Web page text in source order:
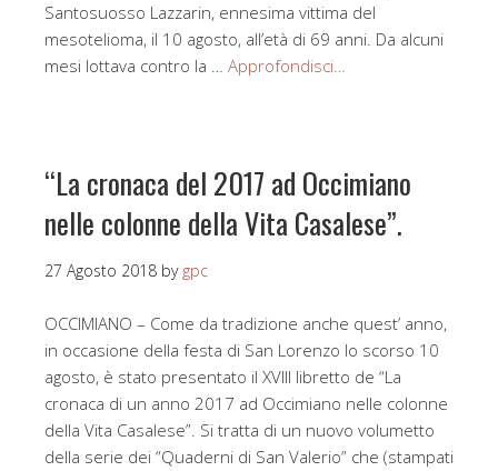
Santosuosso Lazzarin, ennesima vittima del
mesotelioma, il 10 agosto, all’età di 69 anni. Da alcuni
mesi lottava contro la … Approfondisci…
“La cronaca del 2017 ad Occimiano
nelle colonne della Vita Casalese”.
27 Agosto 2018 by gpc
OCCIMIANO – Come da tradizione anche quest’ anno,
in occasione della festa di San Lorenzo lo scorso 10
agosto, è stato presentato il XVIII libretto de “La
cronaca di un anno 2017 ad Occimiano nelle colonne
della Vita Casalese”. Si tratta di un nuovo volumetto
della serie dei “Quaderni di San Valerio” che (stampati